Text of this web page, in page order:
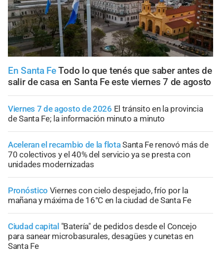
En Santa FeTodo lo que tenés que saber antes de
salir de casa en Santa Fe este viernes 7 de agosto
Viernes 7 de agosto de 2026 El tránsito en la provincia
de Santa Fe; la información minuto a minuto
Aceleran el recambio de la flotaSanta Fe renovó más de
70 colectivos y el 40% del servicio ya se presta con
unidades modernizadas
Pronóstico Viernes con cielo despejado, frío por la
mañana y máxima de 16°C en la ciudad de Santa Fe
Ciudad capital "Batería" de pedidos desde el Concejo
para sanear microbasurales, desagües y cunetas en
Santa Fe